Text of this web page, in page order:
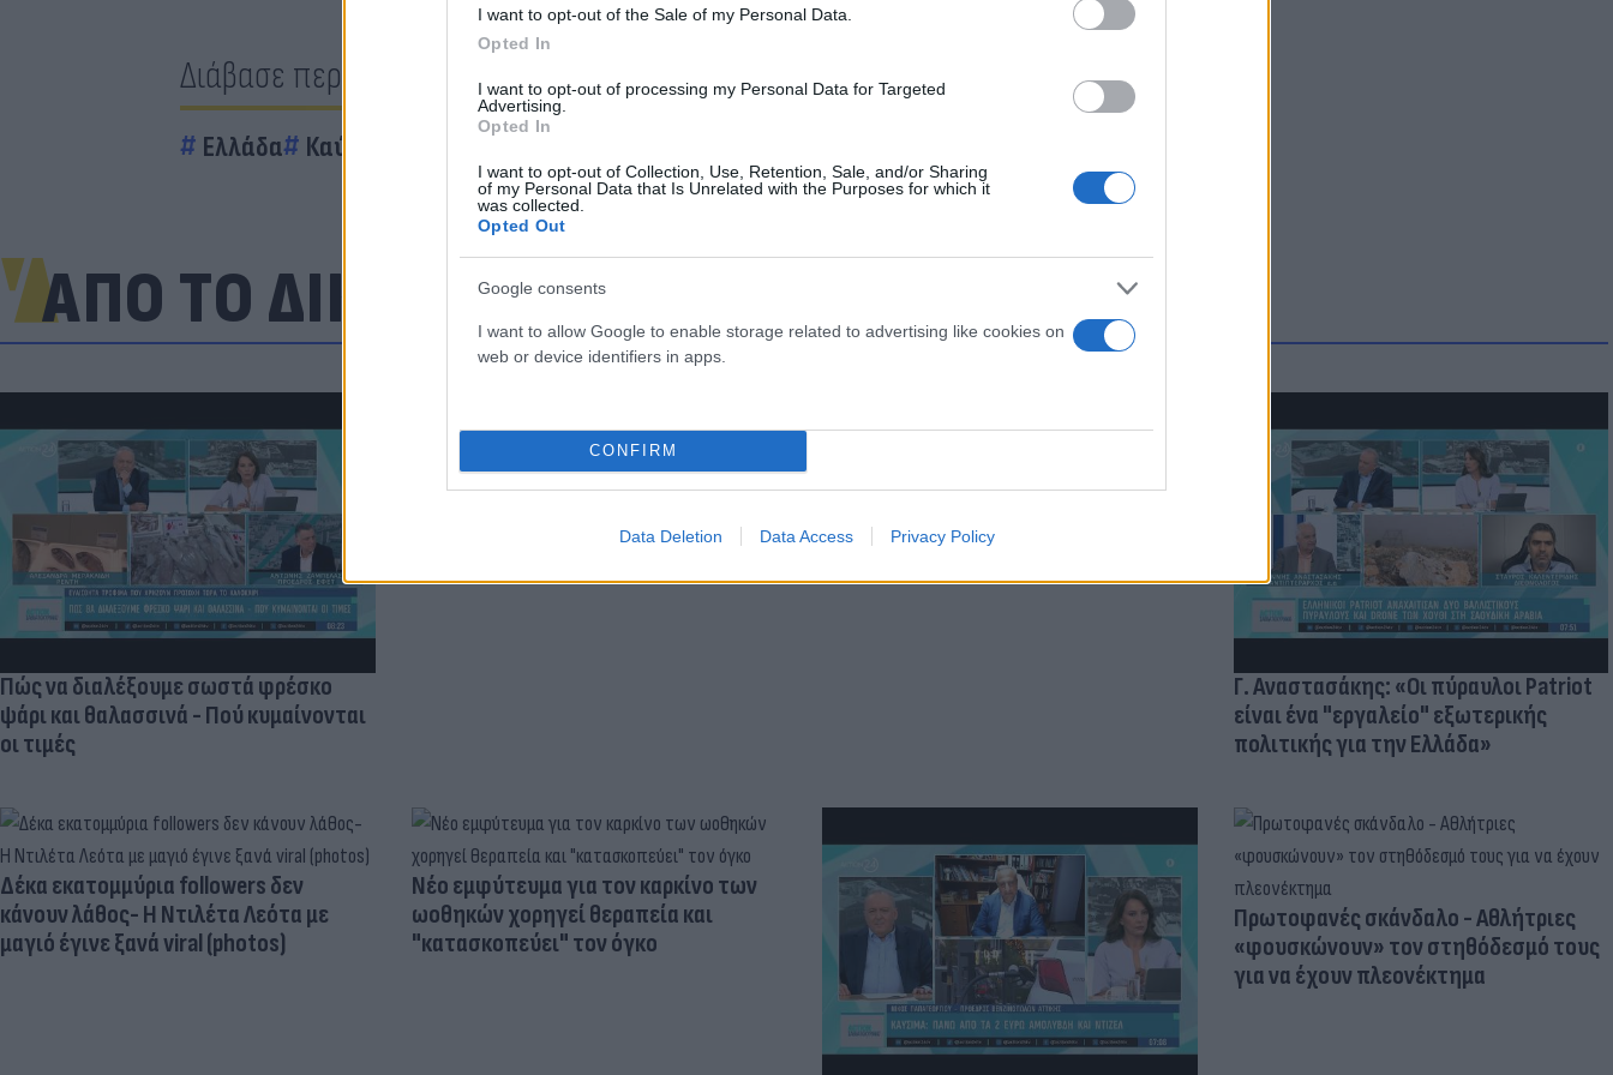
I want to opt-out of the Sale of my Personal Data.
Opted In
I want to opt-out of processing my Personal Data for Targeted
Advertising.
Opted In
I want to opt-out of Collection, Use, Retention, Sale, and/or Sharing
of my Personal Data that Is Unrelated with the Purposes for which it
was collected.
Opted Out
Google consents
I want to allow Google to enable storage related to advertising like cookies on
web or device identifiers in apps.
CONFIRM
Data Deletion Data Access Privacy Policy
Διάβασε περισσότερα
Ελλάδα Καύσωνας ΔΕΔΔΗΕ
ΑΠΟ ΤΟ ΔΙΚΤΥΟ
Πώς να διαλέξουμε σωστά φρέσκο
ψάρι και θαλασσινά - Πού κυμαίνονται
οι τιμές
«Στην pole position για Κωνσταντέλια
η Ντόρτμουντ»
ελεύθερος χρόνος είναι απαραίτητος
Γ. Αναστασάκης: «Οι πύραυλοι Patriot
είναι ένα "εργαλείο" εξωτερικής
πολιτικής για την Ελλάδα»
Δέκα εκατομμύρια followers δεν
κάνουν λάθος- Η Ντιλέτα Λεότα με
μαγιό έγινε ξανά viral (photos)
Νέο εμφύτευμα για τον καρκίνο των
ωοθηκών χορηγεί θεραπεία και
"κατασκοπεύει" τον όγκο
Πρωτοφανές σκάνδαλο - Aθλήτριες
«φουσκώνουν» τον στηθόδεσμό τους
για να έχουν πλεονέκτημα